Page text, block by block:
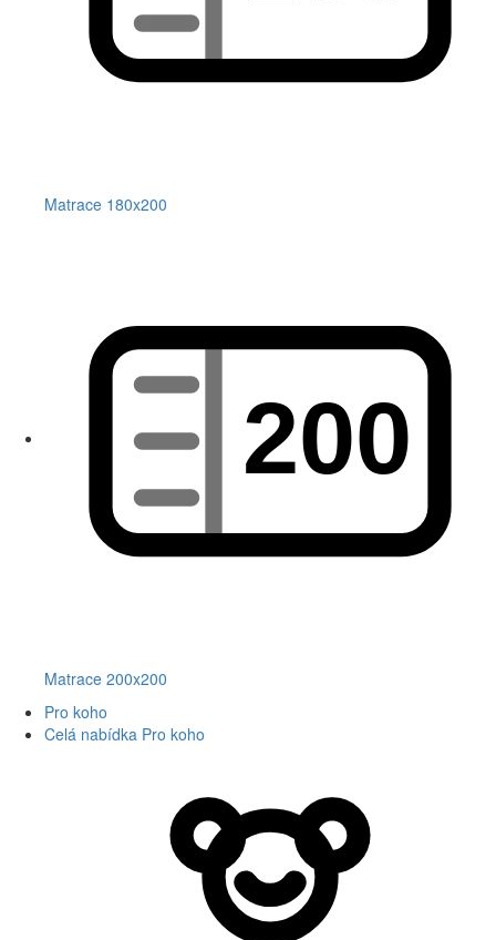
Matrace 180x200
Matrace 200x200
Pro koho
Celá nabídka Pro koho